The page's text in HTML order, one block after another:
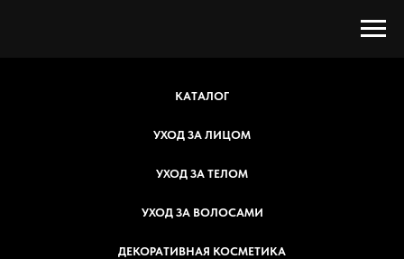
КАТАЛОГ
УХОД ЗА ЛИЦОМ
УХОД ЗА ТЕЛОМ
УХОД ЗА ВОЛОСАМИ
ДЕКОРАТИВНАЯ КОСМЕТИКА